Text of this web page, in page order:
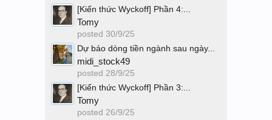
[Kiến thức Wyckoff] Phần 4:...
Tomy
posted 30/9/25
Dự báo dòng tiền ngành sau ngày...
midi_stock49
posted 28/9/25
[Kiến thức Wyckoff] Phần 3:...
Tomy
posted 26/9/25